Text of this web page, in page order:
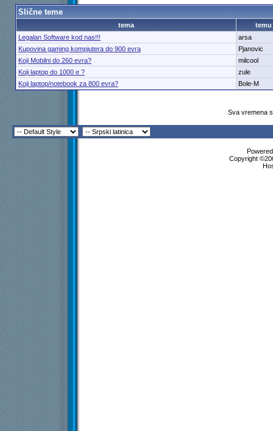
Slične teme
tema
temu
Legalan Software kod nas!!!
arsa
Kupovina gaming kompjutera do 900 evra
Pjanovic
Koji Mobilni do 260 evra?
milcool
Koji laptop do 1000 e ?
zule
Koji laptop/notebook za 800 evra?
Bole-M
Sva vremena
Copyright